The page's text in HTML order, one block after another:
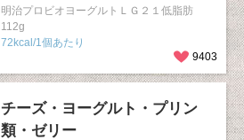
明治プロビオヨーグルトＬＧ２１低脂肪
112g
72kcal/1個あたり
9403
チーズ・ヨーグルト・プリン
類・ゼリー